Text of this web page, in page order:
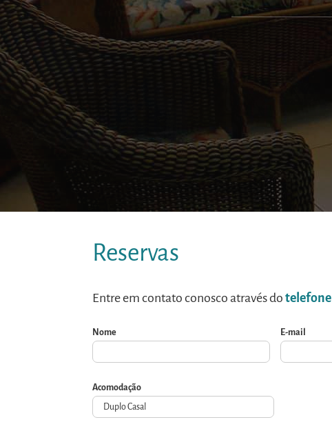
Reservas
Entre em contato conosco através dotelefone
Nome E-mail
Acomodação